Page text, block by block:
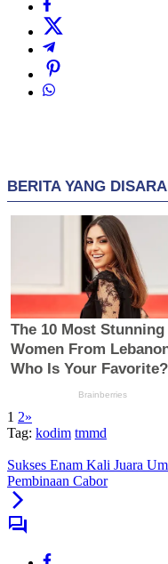
1 2»
Tag: kodim tmmd
Sukses Enam Kali Juara
Pembinaan Cabor